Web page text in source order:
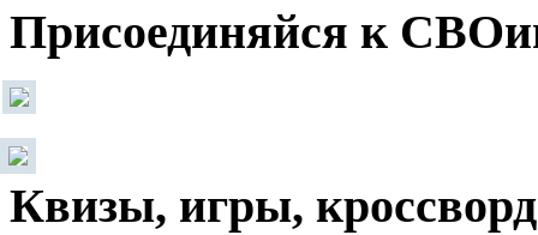
Присоединяйся к
Квизы, игры,